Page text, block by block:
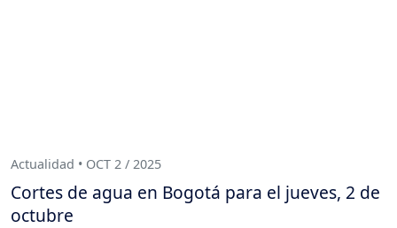
Actualidad • OCT 2 / 2025
Cortes de agua en Bogotá para el jueves, 2 de
octubre